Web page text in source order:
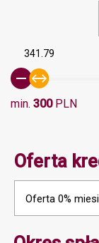
341.79
min. 300PLN
Oferta
Oferta 0%